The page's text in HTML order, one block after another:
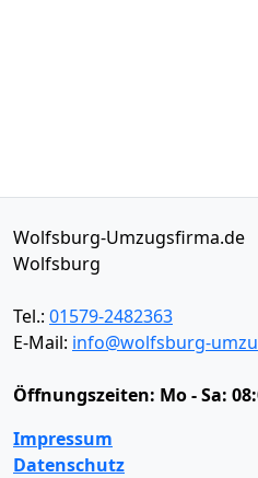
Wolfsburg-Umzugsfirma.de
Wolfsburg
Tel.: 01579-2482363
E-Mail: info@wolfsburg-
Öffnungszeiten: Mo - Sa:
Impressum
Datenschutz